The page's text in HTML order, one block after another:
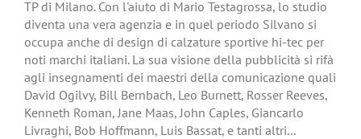
TP di Milano. Con l'aiuto di Mario Testagrossa, lo studio
diventa una vera agenzia e in quel periodo Silvano si
occupa anche di design di calzature sportive hi-tec per
noti marchi italiani. La sua visione della pubblicità si rifà
agli insegnamenti dei maestri della comunicazione quali
David Ogilvy, Bill Bernbach, Leo Burnett, Rosser Reeves,
Kenneth Roman, Jane Maas, John Caples, Giancarlo
Livraghi, Bob Hoffmann, Luis Bassat, e tanti altri...